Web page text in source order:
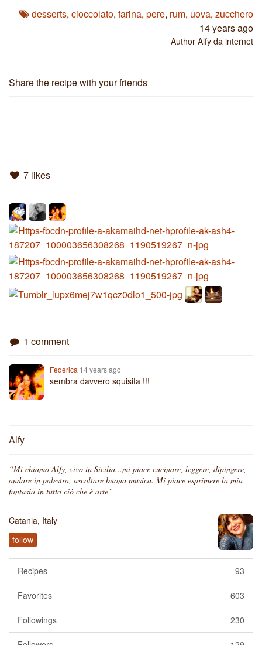
desserts, cioccolato, farina, pere, rum, uova, zucchero
14 years ago
Author Alfy da internet
Share the recipe with your friends
7 likes
1 comment
Federica 14 years ago
sembra davvero squisita !!!
Alfy
“Mi chiamo Alfy, vivo in Sicilia...mi piace cucinare, leggere, dipingere,
andare in palestra, ascoltare buona musica. Mi piace esprimere la mia
fantasia in tutto ciò che è arte”
Catania, Italy
follow
93
Recipes
603
Favorites
230
Followings